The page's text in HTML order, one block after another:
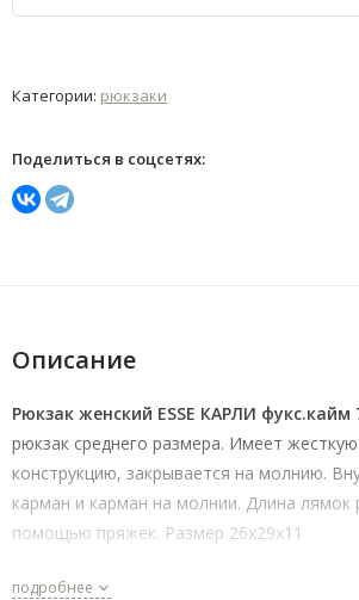
Категории: рюкзаки
Поделиться в соцсетях:
Описание
Рюкзак женский ESSE КАРЛИ фукс.кайм
рюкзак среднего размера. Имеет
конструкцию, закрывается на молнию.
карман и карман на молнии. Длина лямок
помощью пряжек. Размер 26х29х11
подробнее